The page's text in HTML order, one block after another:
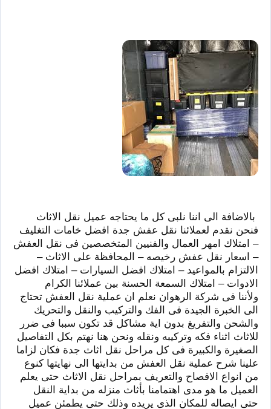
بالاضافة الى اننا نلبى كل ما يحتاجه عميل نقل الاثاث
فنحن نقدم لعملائنا نقل عفش جدة افضل خامات التغليف
–
امتلاك امهر العمال والفنيين المتخصصين فى نقل العفش
–
اسعار نقل عفش رخيصه – المحافظة على الاثاث –
الالتزام بالمواعيد – امتلاك افضل السيارات – امتلاك افضل
الادوات – امتلاك السمعة الحسنة بين عملائنا الكرام
ولأننا فى شركة الرهوان نعلم ان عملية نقل العفش تحتاج
الى الخبرة الجيدة فى الفك والتركيب والنقل والتحريك
والشحن والتفريغ بدون اية مشاكل قد تكون سببا فى ضرر
للاثاث اثناء فكه وتركيبه ونقله ونحن هنا نهتم بكل التفاصيل
الصغيرة والكبيرة فى كل مراحل نقل اثاث جدة فكان لزاما
علينا شرح عملية نقل العفش من بدايتها الى نهايتها كنوع
من انواع الافصاح والتعريف بمراحل نقل الاثاث حتى يعلم
العميل ما هو مدى اهتمامنا بأثاث منزله من بداية النقل
حتى ايصاله للمكان الذى يريده وذلك حتى يطمئن عميل